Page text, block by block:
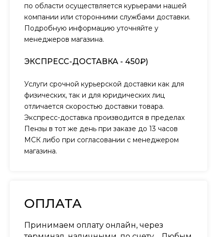
по области осуществляется курьерами нашей
компании или сторонними службами доставки.
Подробную информацию уточняйте у
менеджеров магазина.
ЭКСПРЕСС-ДОСТАВКА - 450₽)
Услуги срочной курьерской доставки как для
физических, так и для юридических лиц
отличается скоростью доставки товара.
Экспресс-доставка производится в пределах
Пензы в тот же день при заказе до 13 часов
МСК либо при согласовании с менеджером
магазина.
ОПЛАТА
Принимаем оплату онлайн, через